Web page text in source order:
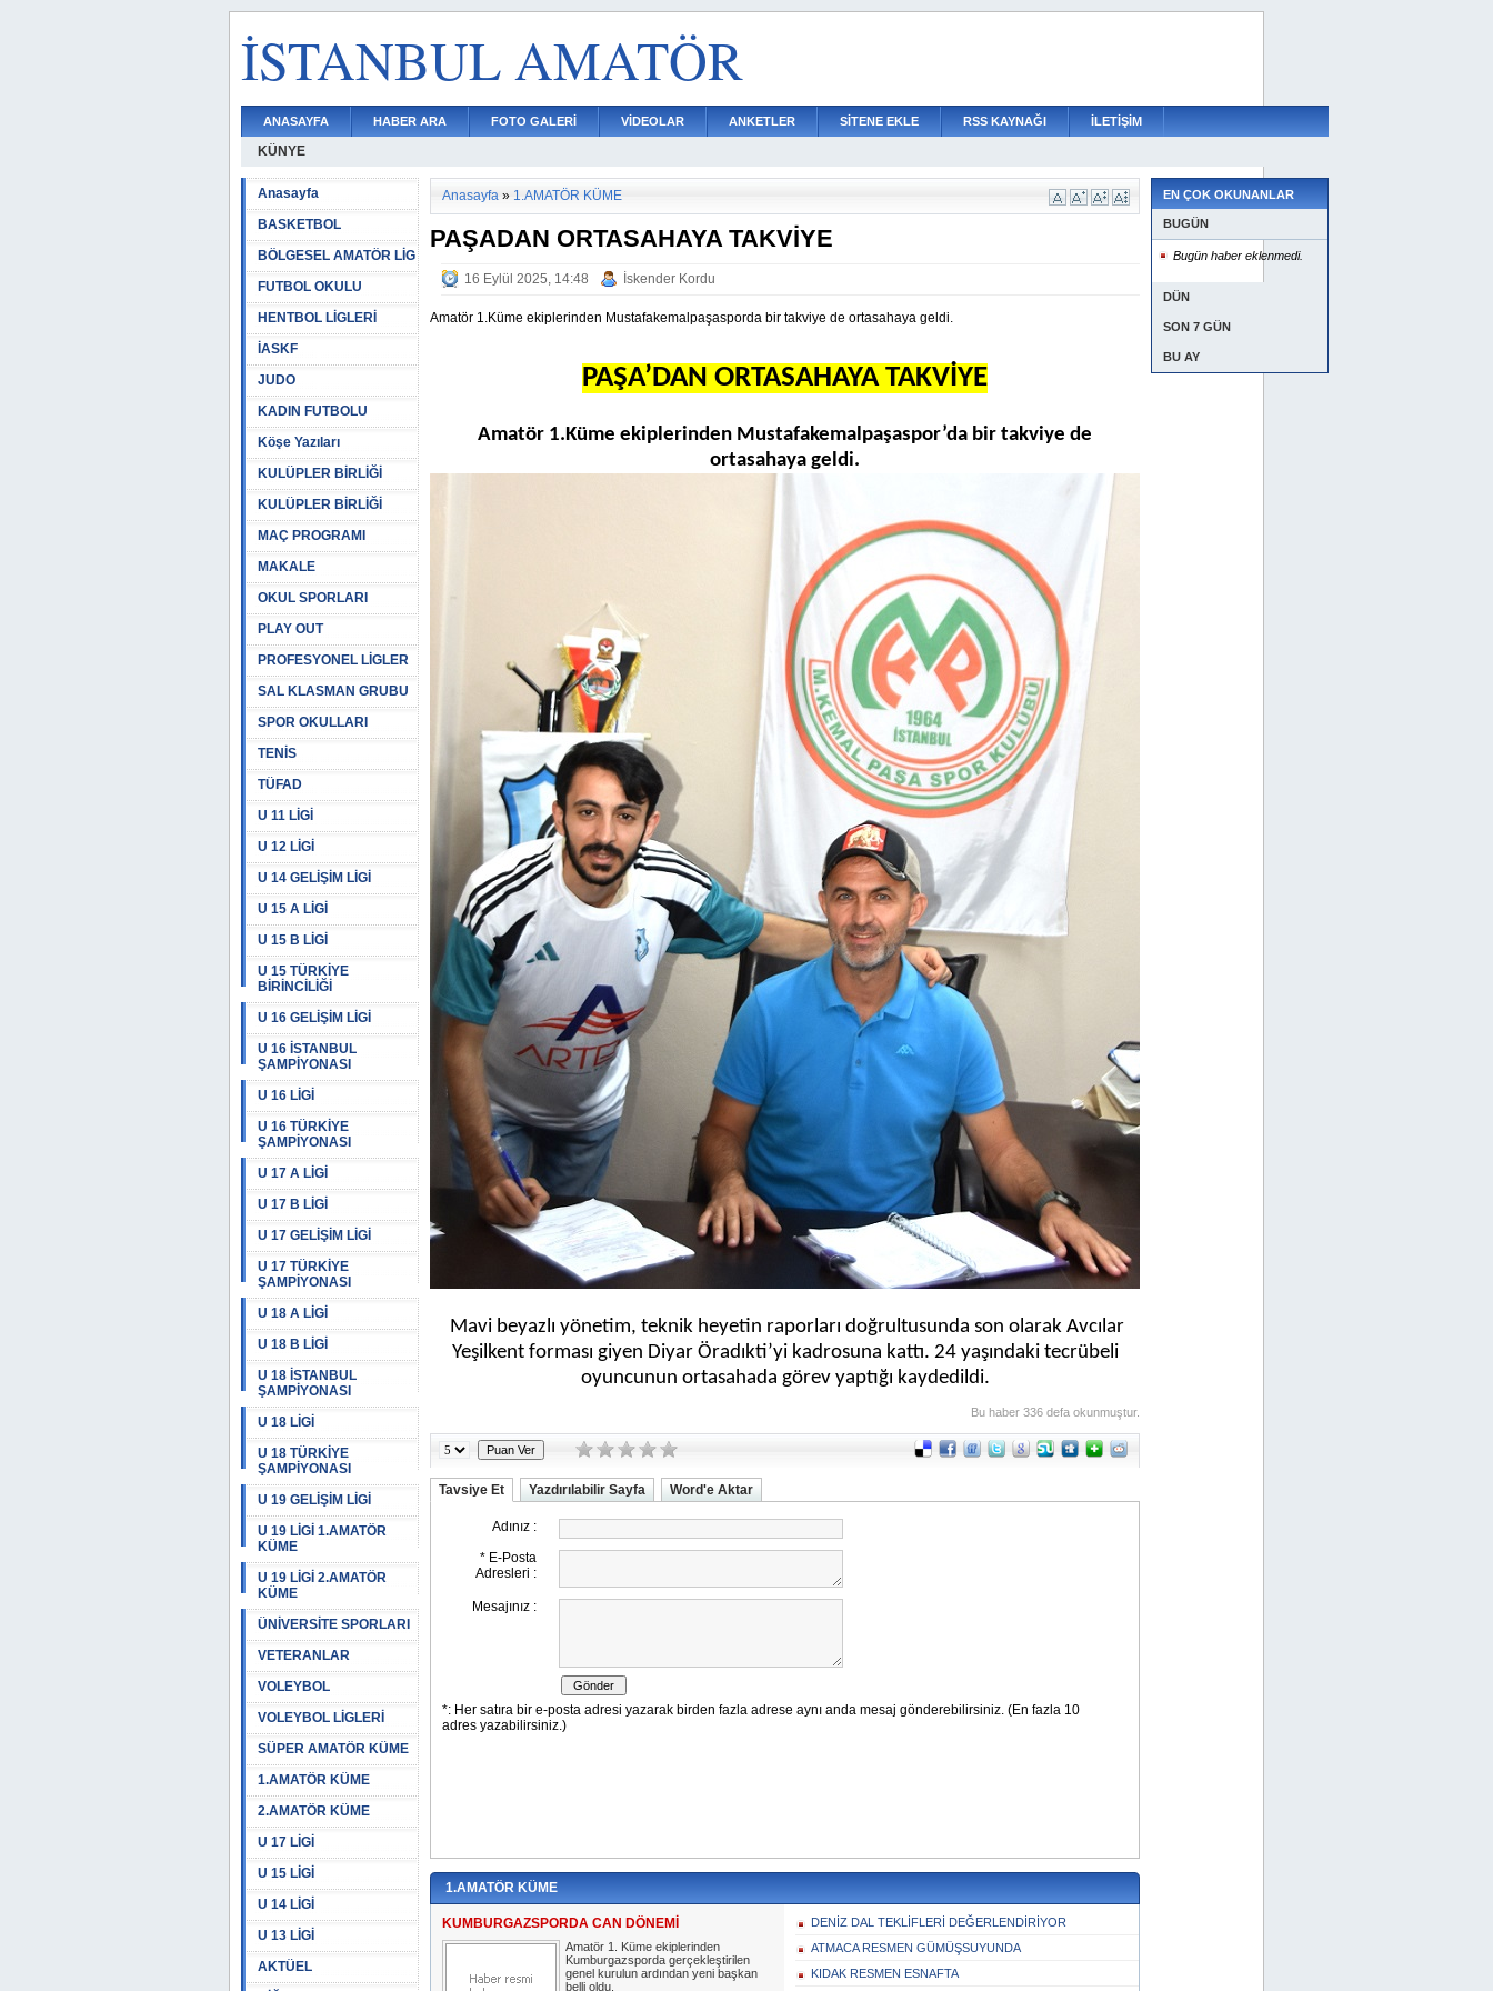
İSTANBUL AMATÖR
ANASAYFA HABER ARA FOTO GALERİ VİDEOLAR ANKETLER SİTENE EKLE RSS KAYNAĞI İLETİŞİM
KÜNYE
Anasayfa
BASKETBOL
BÖLGESEL AMATÖR LİG
FUTBOL OKULU
HENTBOL LİGLERİ
İASKF
JUDO
KADIN FUTBOLU
Köşe Yazıları
KULÜPLER BİRLİĞİ
KULÜPLER BİRLİĞİ
MAÇ PROGRAMI
MAKALE
OKUL SPORLARI
PLAY OUT
PROFESYONEL LİGLER
SAL KLASMAN GRUBU
SPOR OKULLARI
TENİS
TÜFAD
U 11 LİGİ
U 12 LİGİ
U 14 GELİŞİM LİGİ
U 15 A LİGİ
U 15 B LİGİ
U 15 TÜRKİYE
BİRİNCİLİĞİ
U 16 GELİŞİM LİGİ
U 16 İSTANBUL
ŞAMPİYONASI
U 16 LİGİ
U 16 TÜRKİYE
ŞAMPİYONASI
U 17 A LİGİ
U 17 B LİGİ
U 17 GELİŞİM LİGİ
U 17 TÜRKİYE
ŞAMPİYONASI
U 18 A LİGİ
U 18 B LİGİ
U 18 İSTANBUL
ŞAMPİYONASI
U 18 LİGİ
U 18 TÜRKİYE
ŞAMPİYONASI
U 19 GELİŞİM LİGİ
U 19 LİGİ 1.AMATÖR
KÜME
U 19 LİGİ 2.AMATÖR
KÜME
ÜNİVERSİTE SPORLARI
VETERANLAR
VOLEYBOL
VOLEYBOL LİGLERİ
SÜPER AMATÖR KÜME
1.AMATÖR KÜME
2.AMATÖR KÜME
U 17 LİGİ
U 15 LİGİ
U 14 LİGİ
U 13 LİGİ
AKTÜEL
Anasayfa » 1.AMATÖR KÜME
PAŞADAN ORTASAHAYA TAKVİYE
16 Eylül 2025, 14:48 İskender Kordu
Amatör 1.Küme ekiplerinden Mustafakemalpaşasporda bir takviye de ortasahaya geldi.
PAŞA’DAN ORTASAHAYA TAKVİYE
Amatör 1.Küme ekiplerinden Mustafakemalpaşaspor’da bir takviye de
ortasahaya geldi.
Mavi beyazlı yönetim, teknik heyetin raporları doğrultusunda son olarak Avcılar
Yeşilkent forması giyen Diyar Öradıkti’yi kadrosuna kattı. 24 yaşındaki tecrübeli
oyuncunun ortasahada görev yaptığı kaydedildi.
Bu haber 336 defa okunmuştur.
Tavsiye Et Yazdırılabilir Sayfa Word'e Aktar
1.AMATÖR KÜME
KUMBURGAZSPORDA CAN DÖNEMİ
Amatör 1. Küme ekiplerinden
Kumburgazsporda gerçekleştirilen
genel kurulun ardından yeni başkan
belli oldu.
DENİZ DAL TEKLİFLERİ DEĞERLENDİRİYOR
ATMACA RESMEN GÜMÜŞSUYUNDA
KIDAK RESMEN ESNAFTA
EN ÇOK OKUNANLAR
BUGÜN
Bugün haber eklenmedi.
DÜN
SON 7 GÜN
BU AY